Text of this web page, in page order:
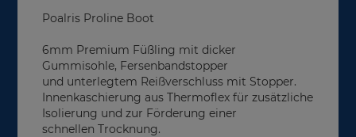
Poalris Proline Boot
6mm Premium Füßling mit dicker
Gummisohle, Fersenbandstopper
und unterlegtem Reißverschluss mit Stopper.
Innenkaschierung aus Thermoflex für zusätzliche
Isolierung und zur Förderung einer
schnellen Trocknung.